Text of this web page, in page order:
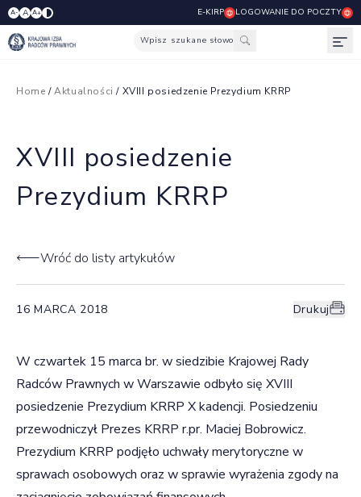
A- A A+ E-KIRP LOGOWANIE DO POCZTY
Wpisz szukane słowo
Home /Aktualności / XVIII posiedzenie Prezydium KRRP
XVIII posiedzenie
Prezydium KRRP
Wróć do listy artykułów
16 MARCA 2018 Drukuj
W czwartek 15 marca br. w siedzibie Krajowej Rady
Radców Prawnych w Warszawie odbyło się XVIII
posiedzenie Prezydium KRRP X kadencji. Posiedzeniu
przewodniczył Prezes KRRP r.pr. Maciej Bobrowicz.
Prezydium KRRP podjęło uchwały merytoryczne w
sprawach osobowych oraz w sprawie wyrażenia zgody na